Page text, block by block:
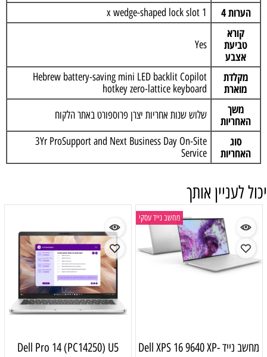
הערות 4 1 x wedge-shaped lock slot
קורא
טביעת
אצבע
Yes
מקלדת
מוארת
Hebrew battery-saving mini LED backlit Copilot
hotkey zero-lattice keyboard
משך
האחריות
שלוש שנות אחריות יצרן פרוספורט באתר הלקוח
סוג
האחריות
3Yr ProSupport and Next Business Day On-Site
Service
יכול לעניין אותך
מחשב נייד עסקי
מחשב נייד Dell XPS 16 9640 XP-
Dell Pro 14 (PC14250) U5